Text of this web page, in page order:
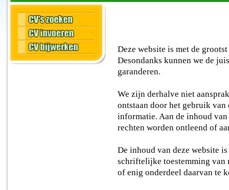
Deze website is met de
Desondanks kunnen we de
garanderen.
We zijn derhalve niet
ontstaan door het gebruik van
informatie. Aan de inhoud
rechten worden ontleend of
De inhoud van deze website
schriftelijke toestemming van
of enig onderdeel daarvan te